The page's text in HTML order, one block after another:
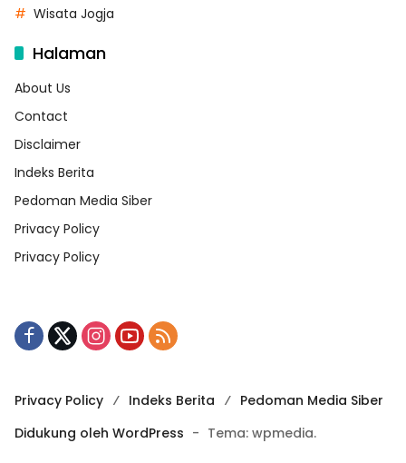
Wisata Jogja
Halaman
About Us
Contact
Disclaimer
Indeks Berita
Pedoman Media Siber
Privacy Policy
Privacy Policy
Privacy Policy Indeks Berita
Pedoman Media Siber
Didukung oleh WordPress - Tema: wpmedia.